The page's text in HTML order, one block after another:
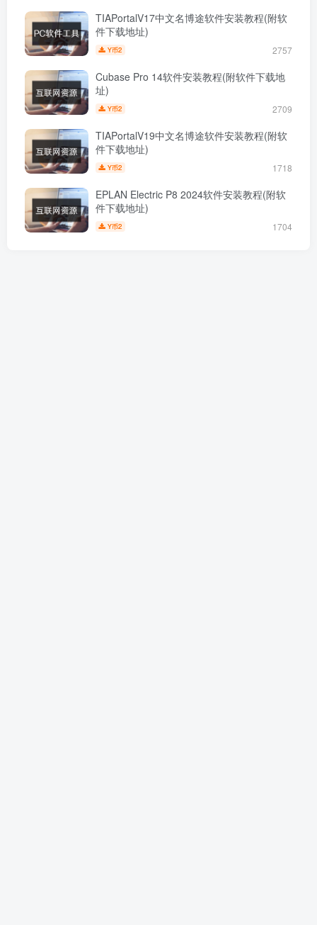
TIAPortalV17中文名博途软件安装教程(附软
件下载地址)
Y币2 2757
Cubase Pro 14软件安装教程(附软件下载地
址)
Y币2 2709
TIAPortalV19中文名博途软件安装教程(附软
件下载地址)
Y币2 1718
EPLAN Electric P8 2024软件安装教程(附软
件下载地址)
Y币2 1704